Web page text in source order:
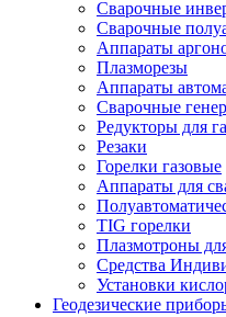
Сварочные
Сварочные
Аппараты
Плазморезы
Аппараты
Сварочные
Редукторы для
Резаки
Горелки газовые
Аппараты для
TIG горелки
Плазмотроны
Средства
Установки
Геодезические